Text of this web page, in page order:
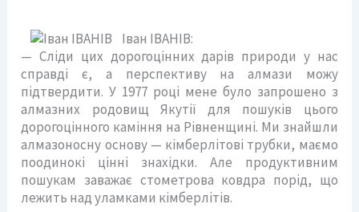
Іван ІВАНІВ:
— Сліди цих дорогоцінних дарів природи у нас
справді є, а перспективу на алмази можу
підтвердити. У 1977 році мене було запрошено з
алмазних родовищ Якутії для пошуків цього
дорогоцінного каміння на Рівненщині. Ми знайшли
алмазоносну основу — кімберлітові трубки, маємо
поодинокі цінні знахідки. Але продуктивним
пошукам заважає стометрова ковдра порід, що
лежить над уламками кімберлітів.